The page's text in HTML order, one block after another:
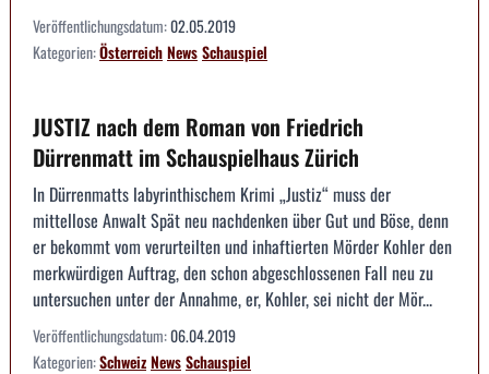
Veröffentlichungsdatum:02.05.2019
Kategorien:ÖsterreichNewsSchauspiel
JUSTIZ nach dem Roman von Friedrich
Dürrenmatt im Schauspielhaus Zürich
In Dürrenmatts labyrinthischem Krimi „Justiz“ muss der
mittellose Anwalt Spät neu nachdenken über Gut und Böse, denn
er bekommt vom verurteilten und inhaftierten Mörder Kohler den
merkwürdigen Auftrag, den schon abgeschlossenen Fall neu zu
untersuchen unter der Annahme, er, Kohler, sei nicht der Mör...
Veröffentlichungsdatum:06.04.2019
Kategorien:SchweizNewsSchauspiel